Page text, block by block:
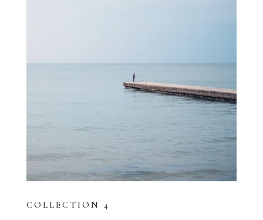
COLLECTION 4